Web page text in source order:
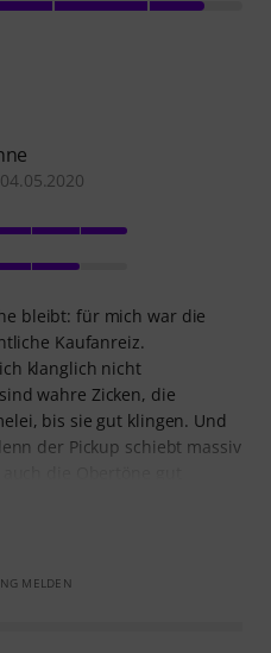
bleibt: für mich war die
Kaufanreiz.
klanglich nicht
wahre Zicken, die
bis sie gut klingen. Und
der Pickup schiebt massiv
MELDEN